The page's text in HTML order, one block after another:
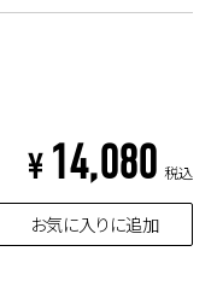
¥ 14,080 税込
お気に入りに追加